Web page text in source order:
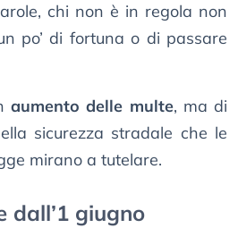
chi non è in regola non
po’ di fortuna o di passare
aumento delle multe, ma di
sicurezza stradale che le
mirano a tutelare.
dall’1 giugno